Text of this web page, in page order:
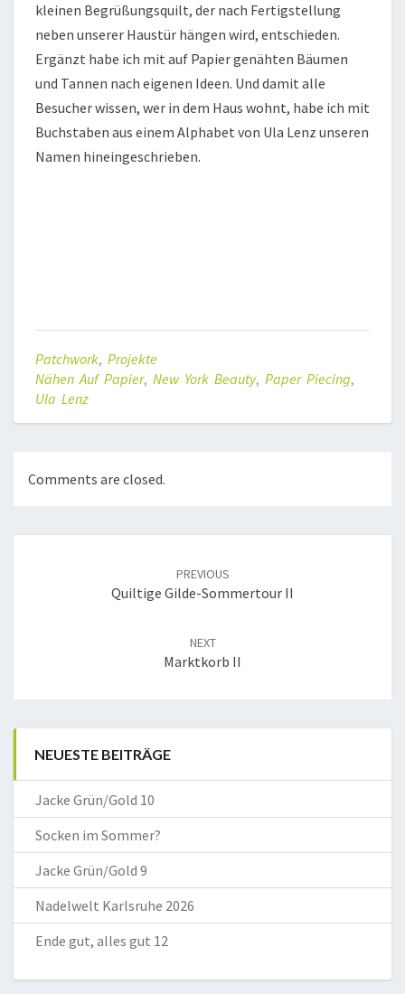
kleinen Begrüßungsquilt, der nach Fertigstellung
neben unserer Haustür hängen wird, entschieden.
Ergänzt habe ich mit auf Papier genähten Bäumen
und Tannen nach eigenen Ideen. Und damit alle
Besucher wissen, wer in dem Haus wohnt, habe ich mit
Buchstaben aus einem Alphabet von Ula Lenz unseren
Namen hineingeschrieben.
Patchwork, Projekte
Nähen Auf Papier, New York Beauty, Paper Piecing,
Ula Lenz
Comments are closed.
PREVIOUS
Quiltige Gilde-Sommertour II
NEXT
Marktkorb II
NEUESTE BEITRÄGE
Jacke Grün/Gold 10
Socken im Sommer?
Jacke Grün/Gold 9
Nadelwelt Karlsruhe 2026
Ende gut, alles gut 12